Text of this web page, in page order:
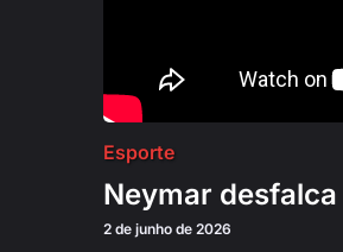
Esporte
Neymar desfalca
2 de junho de 2026